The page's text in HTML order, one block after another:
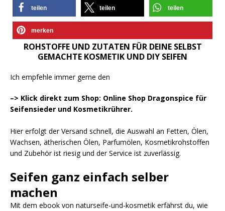
teilen teilen teilen
merken
ROHSTOFFE UND ZUTATEN FÜR DEINE SELBST
GEMACHTE KOSMETIK UND DIY SEIFEN
Ich empfehle immer gerne den
–> Klick direkt zum Shop: Online Shop Dragonspice für
Seifensieder und Kosmetikrührer.
Hier erfolgt der Versand schnell, die Auswahl an Fetten, Ölen,
Wachsen, ätherischen Ölen, Parfumölen, Kosmetikrohstoffen
und Zubehör ist riesig und der Service ist zuverlässig.
Seifen ganz einfach selber
machen
Mit dem ebook von naturseife-und-kosmetik erfährst du, wie